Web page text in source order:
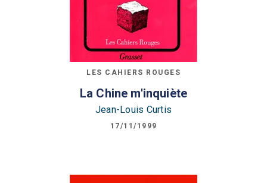
LES CAHIERS ROUGES
La Chine m'inquiète
Jean-Louis Curtis
17/11/1999